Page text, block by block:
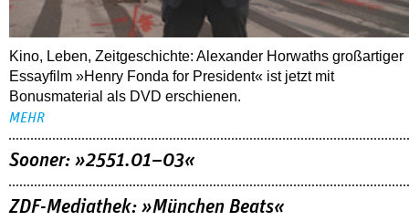
Kino, Leben, Zeitgeschichte: Alexander Horwaths großartiger
Essayfilm »Henry Fonda for President« ist jetzt mit
Bonusmaterial als DVD erschienen.
MEHR
Sooner: »2551.01–03«
ZDF-Mediathek: »München Beats«